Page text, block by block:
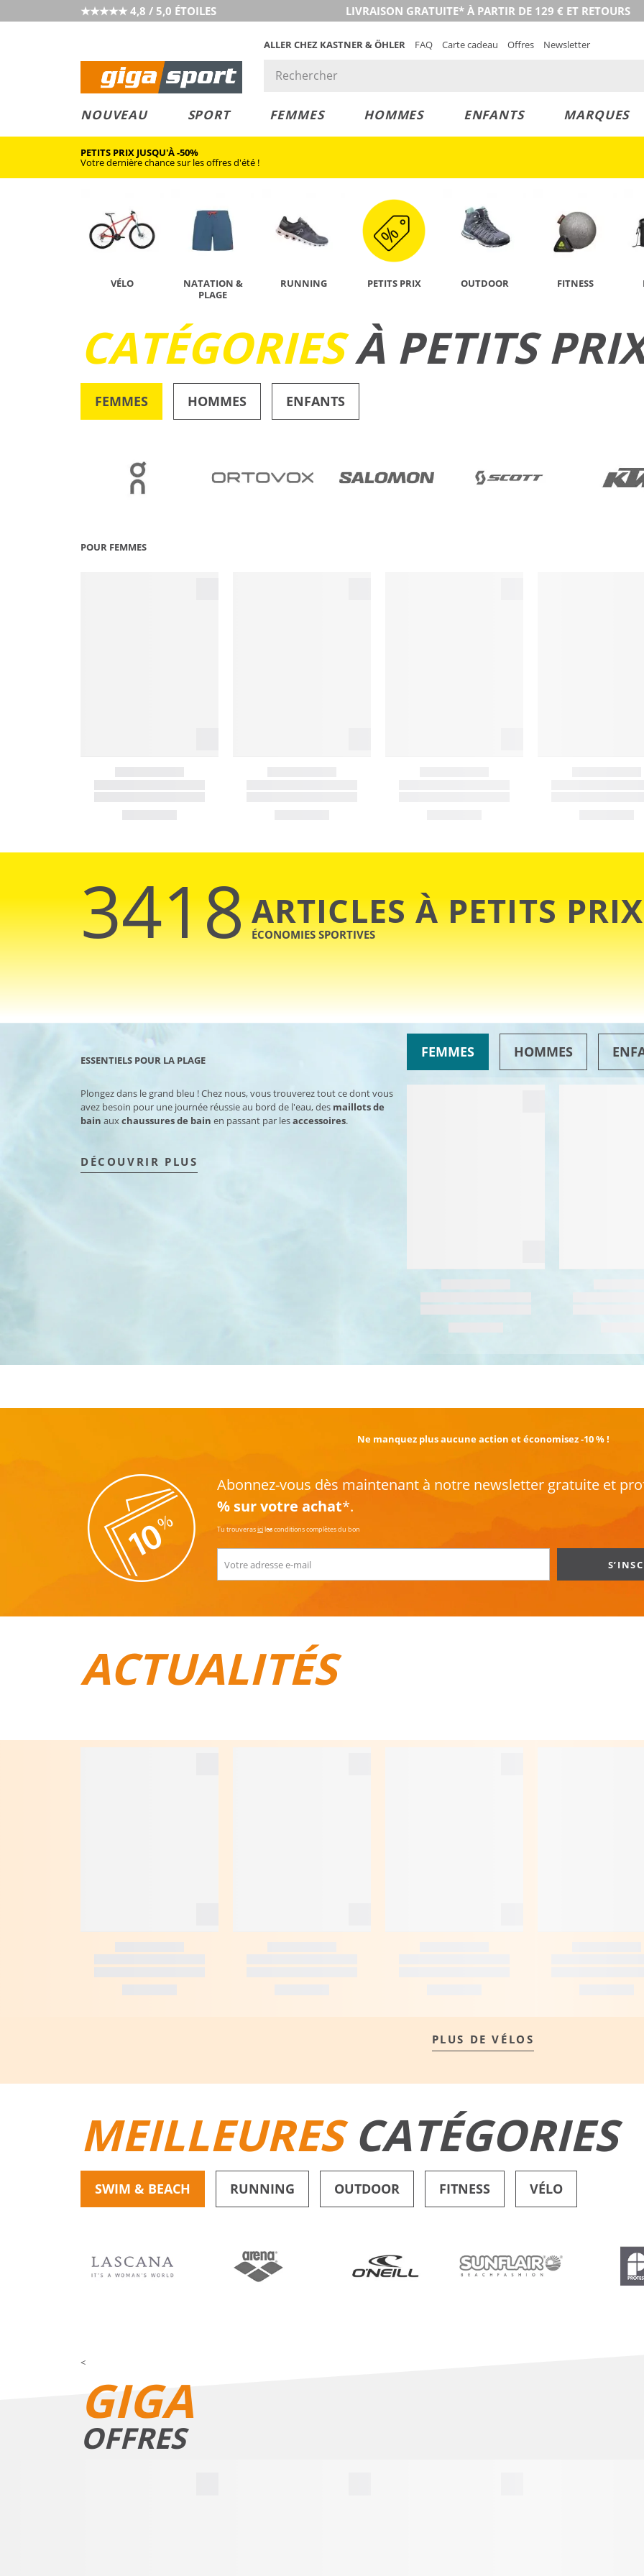
★★★★★ 4,8 / 5,0 ÉTOILES LIVRAISON GRATUITE* À PARTIR DE 129 € ET RETOURS
ALLER CHEZ KASTNER & ÖHLER FAQ Carte cadeau Offres Newsletter
NOUVEAU SPORT FEMMES HOMMES ENFANTS MARQUES
PETITS PRIX JUSQU'À -50%
Votre dernière chance sur les offres d'été !
VÉLO
NATATION &
PLAGE
RUNNING PETITS PRIX OUTDOOR FITNESS
CATÉGORIESÀ PETITS
FEMMES HOMMES ENFANTS
POUR FEMMES
3418ARTICLES À PETITS PRIX
ÉCONOMIES SPORTIVES
ESSENTIELS POUR LA PLAGE
Plongez dans le grand bleu ! Chez nous, vous trouverez tout ce dont vous
avez besoin pour une journée réussie au bord de l'eau, des maillots de
bain auxchaussures de bain en passant par lesaccessoires.
DÉCOUVRIR PLUS
FEMMES HOMMES
Ne manquez plus aucune action et économisez -10 % !
Abonnez-vous dès maintenant à notre newsletter gratuite et
% sur votre achat*.
Tu trouverasiciles conditions complètes du bon
ACTUALITÉS
PLUS DE VÉLOS
MEILLEURESCATÉGORIES
SWIM & BEACH RUNNING OUTDOOR FITNESS VÉLO
CHAUSSURES
<
GIGA
OFFRES